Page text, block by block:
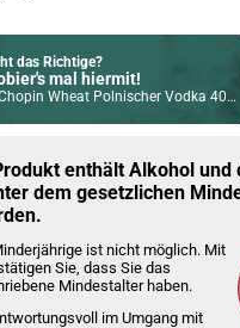
das Richtige?
mal hiermit!
Wheat Polnischer Vodka 40% Vol. 700ml
das mal!
14 Jahre NCF Single Malt Scotch Whisky 46% Vol. 700ml
willst Kröten sparen?
mal hier!
Ayce Pro Pod System Kit Pink
enthält Alkohol und
dem gesetzlichen
ist nicht möglich. Mit
Sie, dass Sie das
Mindestalter haben.
im Umgang mit